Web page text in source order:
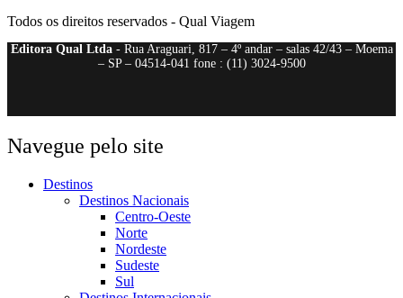
Todos os direitos reservados - Qual Viagem
Editora Qual Ltda- Rua Araguari, 817 – 4º andar – salas 42/43 – Moema
– SP – 04514-041 fone : (11) 3024-9500
Navegue pelo site
Destinos
Destinos Nacionais
Centro-Oeste
Norte
Nordeste
Sudeste
Sul